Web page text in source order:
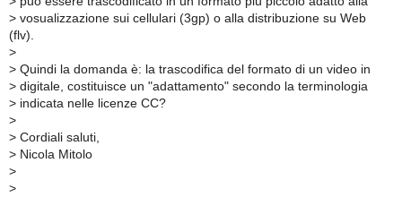
> vosualizzazione sui cellulari (3gp) o alla distribuzione su Web
(flv).
>
> Quindi la domanda è: la trascodifica del formato di un video in
> digitale, costituisce un "adattamento" secondo la terminologia
> indicata nelle licenze CC?
>
> Cordiali saluti,
> Nicola Mitolo
>
>